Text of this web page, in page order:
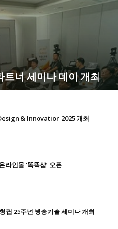
너 세미나 데이 개최
& Innovation 2025 개최
라인몰 ‘똑똑샵’ 오픈
립 25주년 방송기술 세미나 개최